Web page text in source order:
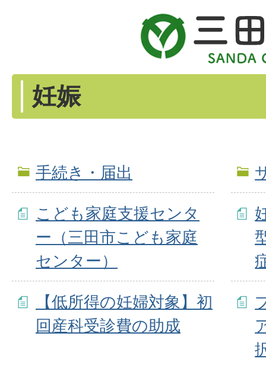
妊娠
手続き・届出
こども家庭支援センタ
ー（三田市こども家庭
センター）
【低所得の妊婦対象】初
回産科受診費の助成